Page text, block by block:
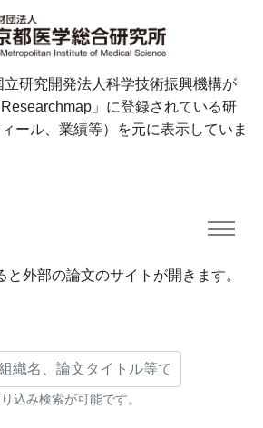
研究開発法人科学技術振興機構が
」に登録されている研
ール、業績等）を元に表示していま
と外部の論文のサイトが開きます。
る検索条件
込み検索が可能です。